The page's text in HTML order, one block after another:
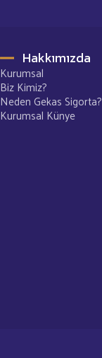
Hakkımızda
Kurumsal
Biz Kimiz?
Neden Gekas Sigorta?
Kurumsal Künye